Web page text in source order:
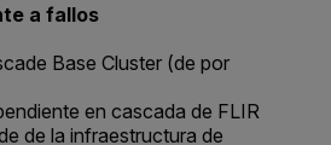
a fallos
Base Cluster (de por
en cascada de FLIR
de la infraestructura de